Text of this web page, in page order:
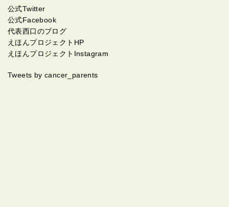
公式Twitter
公式Facebook
代表西口のブログ
えほんプロジェクトHP
えほんプロジェクトInstagram
Tweets by cancer_parents